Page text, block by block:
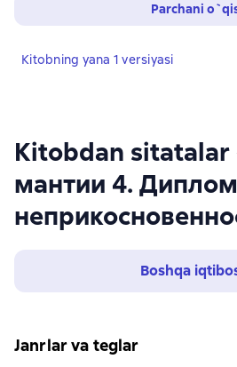
Kitobdan sitatalar
мантии 4.
Boshqa
Parchani
Kitobning yana 1 versiyasi
Janrlar va teglar